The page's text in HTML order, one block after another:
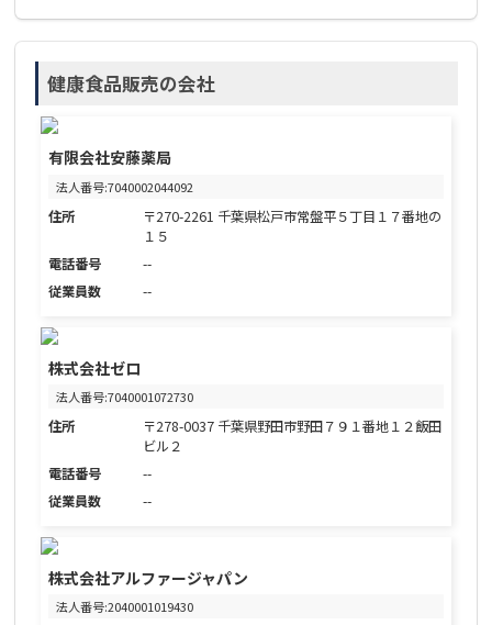
健康食品販売の会社
有限会社安藤薬局
法人番号:7040002044092
住所
〒270-2261 千葉県松戸市常盤平５丁目１７番地の
１５
電話番号
--
従業員数
--
株式会社ゼロ
法人番号:7040001072730
住所
〒278-0037 千葉県野田市野田７９１番地１２飯田
ビル２
電話番号
--
従業員数
--
株式会社アルファージャパン
法人番号:2040001019430